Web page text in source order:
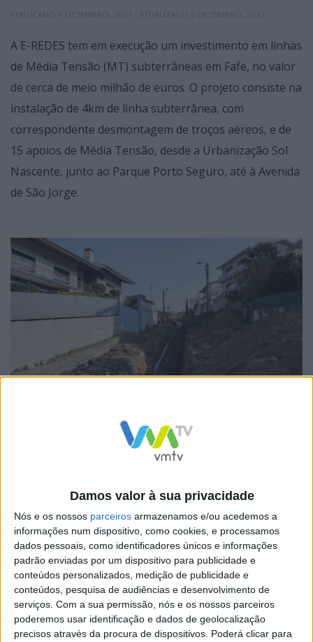
Damos valor à sua privacidade
Nós e os nossos parceiros armazenamos e/ou acedemos a
informações num dispositivo, como cookies, e processamos
dados pessoais, como identificadores únicos e informações
padrão enviadas por um dispositivo para publicidade e
conteúdos personalizados, medição de publicidade e
conteúdos, pesquisa de audiências e desenvolvimento de
serviços. Com a sua permissão, nós e os nossos parceiros
poderemos usar identificação e dados de geolocalização
precisos através da procura de dispositivos. Poderá clicar para
A E-REDES tem em execução um investimento em linhas
de Média Tensão (MT) subterrâneas em Fafe, no valor
de cerca de meio milhão de euros. O projeto consiste na
instalação de 4km de linha subterrânea, com
correspondente desmontagem de troços aéreos, e de
15 apoios de Média Tensão, desde a Urbanização Sol
Nascente, junto ao Parque Porto Seguro, até à Avenida
de São Jorge.
Imagem Ilustrativa
Outras intervenções estão a ocorrer na rede de
iluminação pública, designadamente, a substituição
progressiva de luminárias para tecnologia LED,
procurando-se atingir, até final de 2022, um total de
aproximadamente 7 mil luminárias substituídas, o que
corresponderá a 40 por cento do parque instalado.